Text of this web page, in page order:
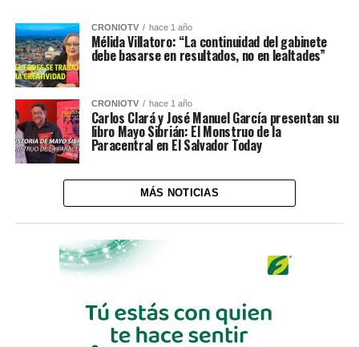
CRONIOTV hace 1 año
Mélida Villatoro: “La continuidad del gabinete
debe basarse en resultados, no en lealtades”
CRONIOTV hace 1 año
Carlos Clará y José Manuel García presentan su
libro Mayo Sibrián: El Monstruo de la
Paracentral en El Salvador Today
MÁS NOTICIAS